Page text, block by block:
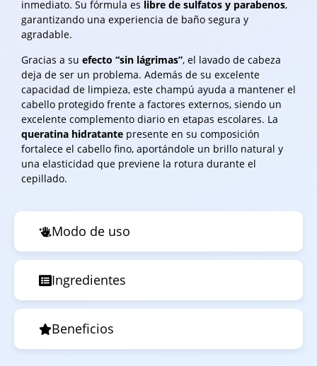
Modo de uso
Ingredientes
Beneficios
inmediato. Su fórmula es libre de sulfatos y parabenos,
garantizando una experiencia de baño segura y
agradable.
Gracias a su efecto “sin lágrimas”, el lavado de cabeza
deja de ser un problema. Además de su excelente
capacidad de limpieza, este champú ayuda a mantener el
cabello protegido frente a factores externos, siendo un
excelente complemento diario en etapas escolares. La
queratina hidratante presente en su composición
fortalece el cabello fino, aportándole un brillo natural y
una elasticidad que previene la rotura durante el
cepillado.